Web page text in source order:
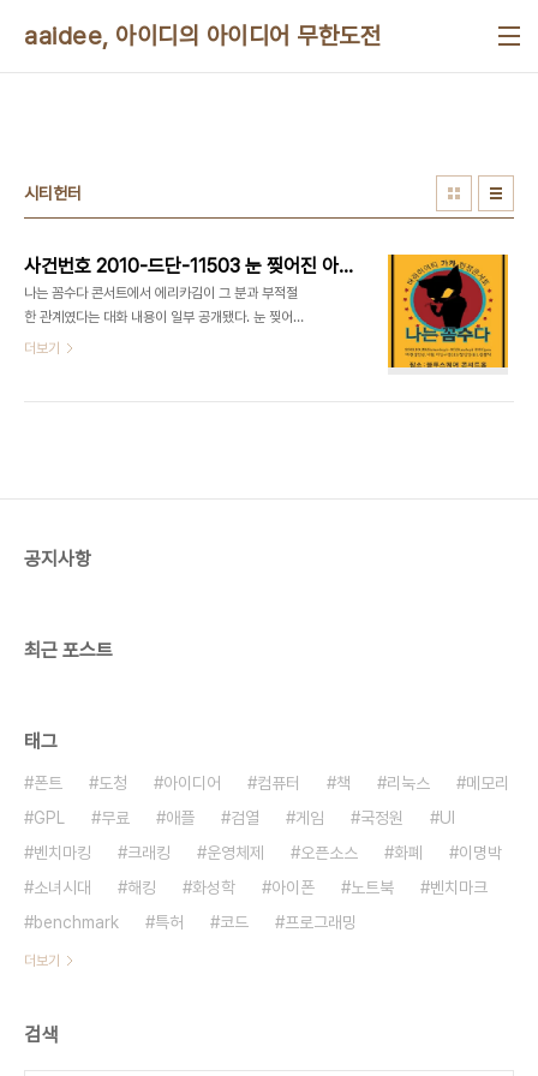
aaidee, 아이디의 아이디어 무한도전
시티헌터
사건번호 2010-드단-11503 눈 찢어진 아이를 찾아라
나는 꼼수다 콘서트에서 에리카김이 그 분과 부적절
한 관계였다는 대화 내용이 일부 공개됐다. 눈 찢어진
아이는 유전자 감식이 필요 없을 정도라고 하는데 궁
미 발생
더보기
공지사항
최근 포스트
태그
폰트 도청 아이디어 컴퓨터 책 리눅스
메모리
GPL
무료 애플 검열 게임 국정원
UI
벤치마킹
크래킹 운영체제 오픈소스 화폐
이명박
소녀시대
해킹 화성학 아이폰 노트북
벤치마크
benchmark
특허 코드 프로그래밍
더보기
검색